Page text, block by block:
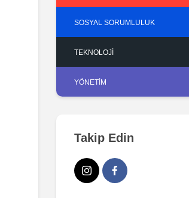
SOSYAL SORUMLULUK
TEKNOLOJI
YÖNETIM
Takip Edin